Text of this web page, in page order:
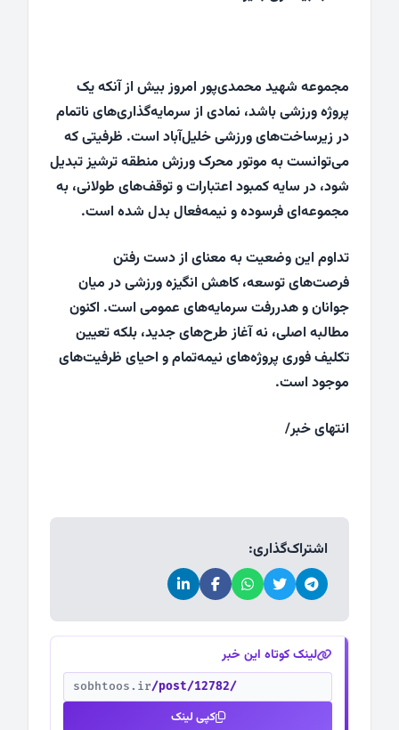
مجموعه شهید محمدی‌پور امروز بیش از آنکه یک
پروژه ورزشی باشد، نمادی از سرمایه‌گذاری‌های ناتمام
در زیرساخت‌های ورزشی خلیل‌آباد است. ظرفیتی که
می‌توانست به موتور محرک ورزش منطقه ترشیز تبدیل
شود، در سایه کمبود اعتبارات و توقف‌های طولانی، به
مجموعه‌ای فرسوده و نیمه‌فعال بدل شده است.
تداوم این وضعیت به معنای از دست رفتن
فرصت‌های توسعه، کاهش انگیزه ورزشی در میان
جوانان و هدررفت سرمایه‌های عمومی است. اکنون
مطالبه اصلی، نه آغاز طرح‌های جدید، بلکه تعیین
تکلیف فوری پروژه‌های نیمه‌تمام و احیای ظرفیت‌های
موجود است.
انتهای خبر/
اشتراک‌گذاری:
لینک کوتاه این خبر
sobhtoos.ir/post/12782/
کپی لینک